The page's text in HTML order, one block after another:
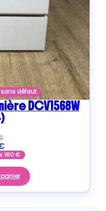
défaut
DCV1568W
180€